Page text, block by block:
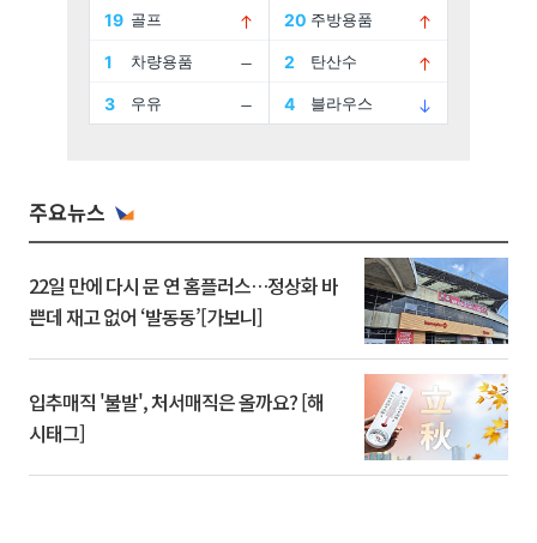
주요뉴스
22일 만에 다시 문 연 홈플러스…정상화 바
쁜데 재고 없어 ‘발동동’[가보니]
입추매직 '불발', 처서매직은 올까요? [해
시태그]